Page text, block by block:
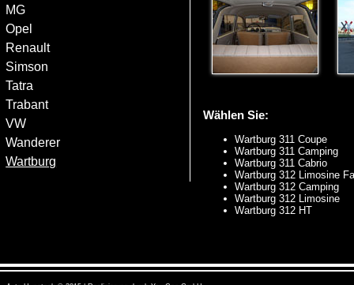
MG
Opel
Renault
Simson
Tatra
Trabant
VW
Wanderer
Wartburg
Wählen Sie:
Wartburg 311 Coupe
Wartburg 311 Camping
Wartburg 311 Cabrio
Wartburg 312 Limosine
Wartburg 312 Camping
Wartburg 312 Limosine
Wartburg 312 HT